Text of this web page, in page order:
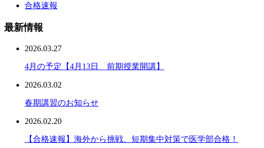
合格速報
最新情報
2026.03.27
4月の予定【4月13日 前期授業開講】
2026.03.02
春期講習のお知らせ
2026.02.20
【合格速報】海外から挑戦、短期集中対策で医学部合格！